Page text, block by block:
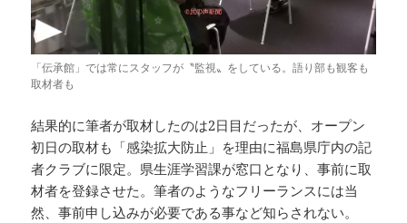
「伝承館」では常にスタッフが〝監視〟をしている。語り部も観客も
取材者も
結果的に筆者が取材したのは2日目だったが、オープン
初日の取材も「感染拡大防止」を理由に福島県庁内の記
者クラブに限定。県生涯学習課が窓口となり、事前に取
材者を登録させた。筆者のようなフリーランスには当
然、事前申し込みが必要である事など知らされない。